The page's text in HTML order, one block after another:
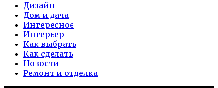
Дизайн
Дом и дача
Интересное
Интерьер
Как выбрать
Как сделать
Новости
Ремонт и отделка